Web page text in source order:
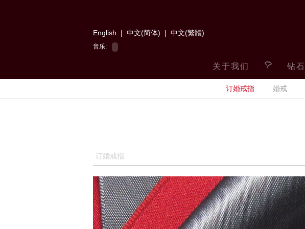
English | 中文(简体) | 中文(繁體)
音乐:
关于我们 钻石
订婚戒指 婚戒
订婚戒指